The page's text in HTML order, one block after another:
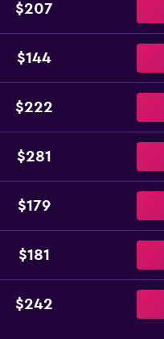
$207
$144
$222
$281
$179
$181
$242